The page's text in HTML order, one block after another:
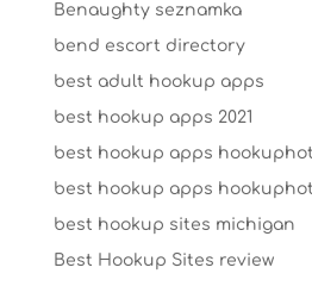
Benaughty seznamka
bend escort directory
best adult hookup apps
best hookup apps 2021
best hookup apps
best hookup apps
best hookup sites michigan
Best Hookup Sites review